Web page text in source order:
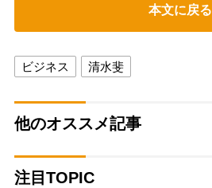
本文に戻る
ビジネス 清水斐
他のオススメ記事
注目TOPIC